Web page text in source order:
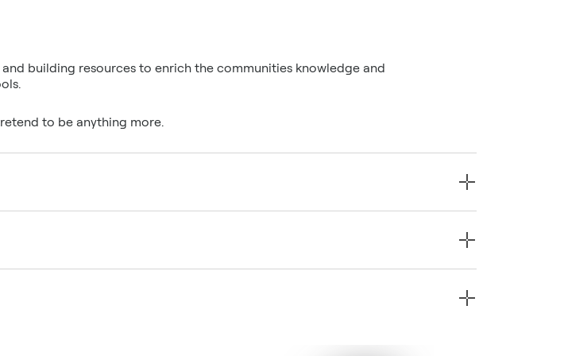
building resources to enrich the communities knowledge and
to be anything more.